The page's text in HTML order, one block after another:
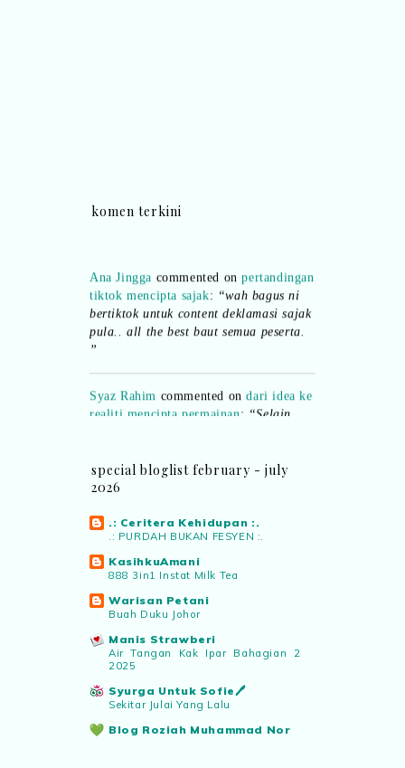
komen terkini
tiktok mencipta sajak:“wah bagus ni
bertiktok untuk content deklamasi sajak
pula.. all the best baut semua peserta.
”
Syaz Rahimcommented ondari idea ke
realiti mencipta permainan:“Selain
jimat kertas, memang memudahkan
Syaz Rahim
pertandingan tiktok mencipta sajak
“Menarik sungguh Pertandingan TikTok
PNM ni! Platform terbaik serlahkan
patriotisme.”
Eyma Balkishcommented on
pertandingan tiktok mencipta sajak
“Menarik..tapi lama tak mengarang
rasa kurang ideanya.”
special bloglist february - july
2026
.: Ceritera Kehidupan :.
.: PURDAH BUKAN FESYEN :.
KasihkuAmani
888 3in1 Instat Milk Tea
Warisan Petani
Buah Duku Johor
Manis Strawberi
Air Tangan Kak Ipar Bahagian 2
2025
Syurga Untuk Sofie🖊️
Sekitar Julai Yang Lalu
Blog Roziah Muhammad Nor